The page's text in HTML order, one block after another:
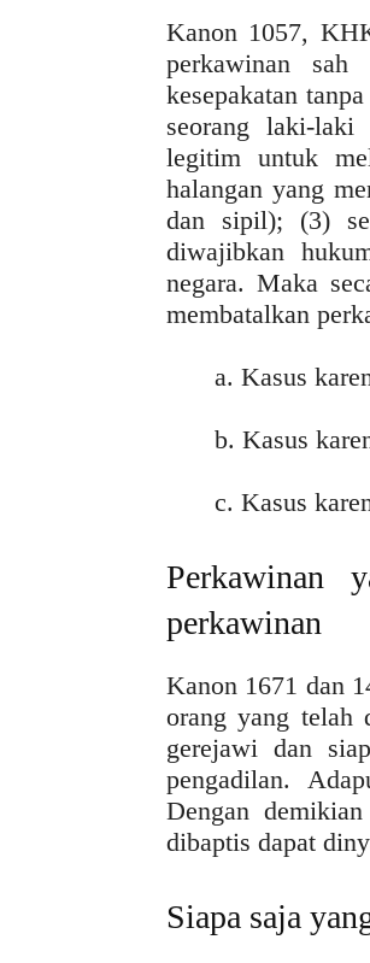
Kanon 1057,
perkawinan
kesepakatan
seorang laki-laki
legitim untuk
halangan yang
dan sipil); (3)
diwajibkan
negara. Maka
membatalkan
a. Kasus
b. Kasus
c. Kasus
Perkawinan
perkawinan
Kanon 1671 dan
orang yang telah
gerejawi dan
pengadilan.
Dengan
dibaptis dapat
Siapa saja